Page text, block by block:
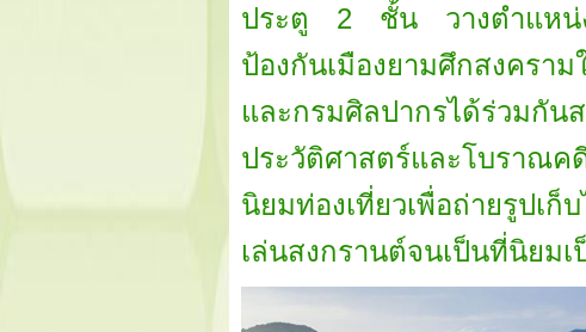
ประตู 2 ชั้น วางตำแหน่งเ
ป้องกันเมืองยามศึกสงคร
และกรมศิลปากรได้ร่วม
ประวัติศาสตร์และโบราณ
นิยมท่องเที่ยวเพื่อถ่ายรูปเ
เล่นสงกรานต์จนเป็นที่นิยมเ